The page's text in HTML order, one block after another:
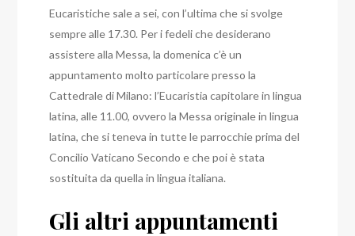
Eucaristiche sale a sei, con l’ultima che si svolge
sempre alle 17.30. Per i fedeli che desiderano
assistere alla Messa, la domenica c’è un
appuntamento molto particolare presso la
Cattedrale di Milano: l’Eucaristia capitolare in lingua
latina, alle 11.00, ovvero la Messa originale in lingua
latina, che si teneva in tutte le parrocchie prima del
Concilio Vaticano Secondo e che poi è stata
sostituita da quella in lingua italiana.
Gli altri appuntamenti